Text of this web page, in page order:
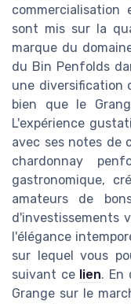
sont mis sur la
marque du
du Bin Penfolds
une diversification
bien que le
L'expérience
avec ses notes de
chardonnay
gastronomique,
amateurs de
d'investissements
l'élégance
sur lequel vous
suivant ce lien. En
Grange sur le